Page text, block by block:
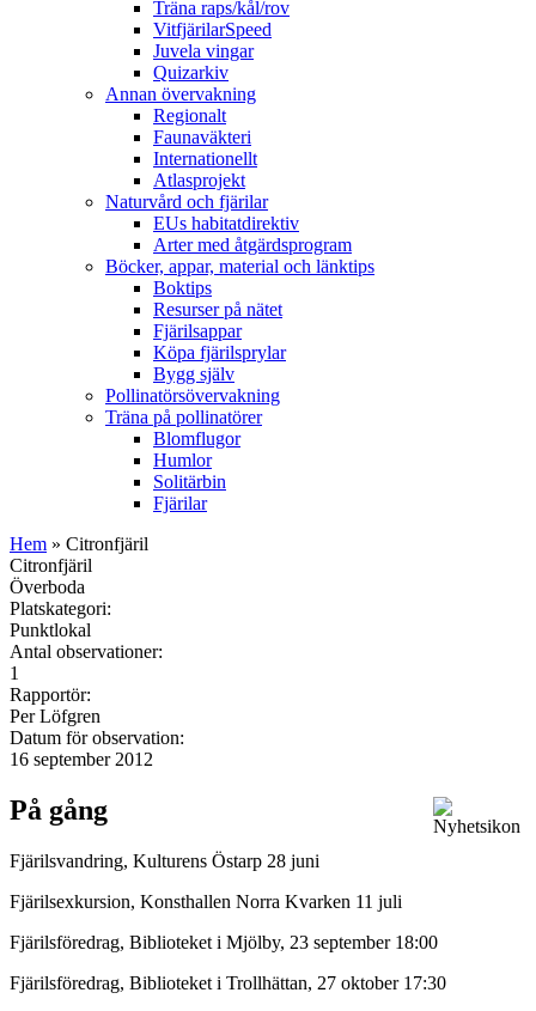
Träna raps/kål/rov
VitfjärilarSpeed
Juvela vingar
Quizarkiv
Annan övervakning
Regionalt
Faunaväkteri
Internationellt
Atlasprojekt
Naturvård och fjärilar
EUs habitatdirektiv
Arter med åtgärdsprogram
Böcker, appar, material och länktips
Boktips
Resurser på nätet
Fjärilsappar
Köpa fjärilsprylar
Bygg själv
Pollinatörsövervakning
Träna på pollinatörer
Blomflugor
Humlor
Solitärbin
Fjärilar
Hem » Citronfjäril
Citronfjäril
Överboda
Platskategori:
Punktlokal
Antal observationer:
1
Rapportör:
Per Löfgren
Datum för observation:
16 september 2012
På gång
Fjärilsvandring, Kulturens Östarp 28 juni
Fjärilsexkursion, Konsthallen Norra Kvarken 11 juli
Fjärilsföredrag, Biblioteket i Mjölby, 23 september 18:00
Fjärilsföredrag, Biblioteket i Trollhättan, 27 oktober 17:30